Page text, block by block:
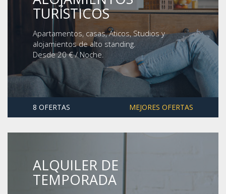
TURÍSTICOS
Apartamentos, casas, Aticos, Studios y
alojamientos de alto standing.
Desde 20 € / Noche.
8 OFERTAS MEJORES OFERTAS
ALQUILER DE
TEMPORADA